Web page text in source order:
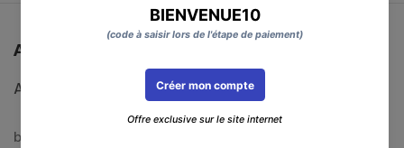
Achat très satisfait
Achat très satisfait
brigitte